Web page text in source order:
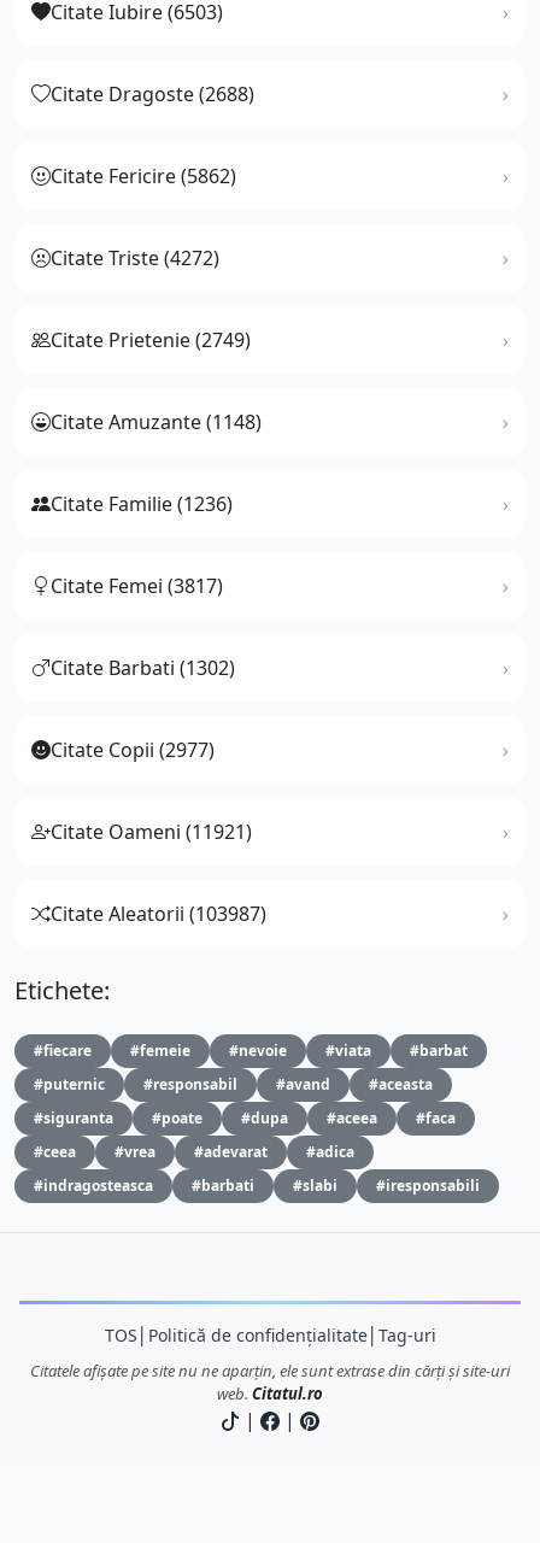
Citate Iubire (6503)
Citate Dragoste (2688)
Citate Fericire (5862)
Citate Triste (4272)
Citate Prietenie (2749)
Citate Amuzante (1148)
Citate Familie (1236)
Citate Femei (3817)
Citate Barbati (1302)
Citate Copii (2977)
Citate Oameni (11921)
Citate Aleatorii (103987)
Etichete:
#fiecare #femeie #nevoie #viata
#barbat
#puternic
#responsabil #avand
#aceasta
#siguranta
#poate #dupa #aceea
#faca
#ceea
#vrea #adevarat
#adica
#indragosteasca
#barbati #slabi #iresponsabili
TOS Politică de confidențialitate│ Tag-uri
Citatele afișate pe site nu ne aparțin, ele sunt extrase din cărți și site-uri
web. Citatul.ro
| |